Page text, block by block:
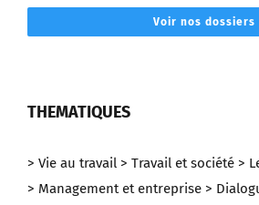
Voir nos dossiers
THEMATIQUES
> Vie au travail > Travail et société >
> Management et entreprise >